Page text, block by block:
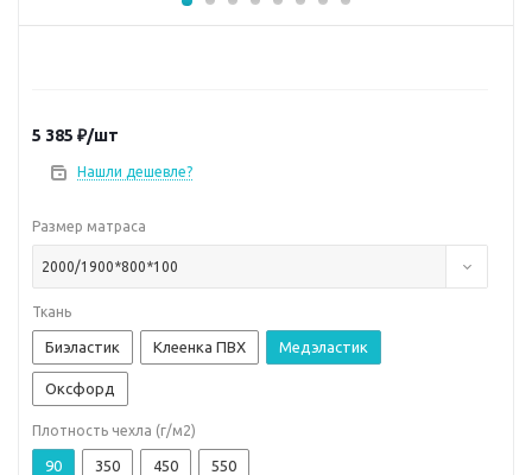
5 385 ₽/шт
Нашли дешевле?
Размер матраса
2000/1900*800*100
Ткань
Биэластик Клеенка ПВХ Медэластик
Оксфорд
Плотность чехла (г/м2)
90 350 450 550